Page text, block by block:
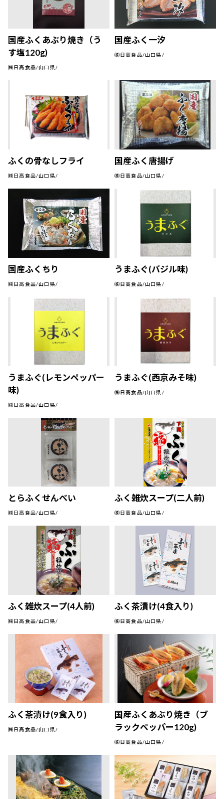
国産ふくあぶり焼き（う
す塩120g)
㈱日高食品/山口県/
国産ふく一汐
㈱日高食品/山口県/
ふくの骨なしフライ
㈱日高食品/山口県/
国産ふく唐揚げ
㈱日高食品/山口県/
国産ふくちり
㈱日高食品/山口県/
うまふぐ(バジル味)
㈱日高食品/山口県/
うまふぐ(レモンペッパー
味)
㈱日高食品/山口県/
うまふぐ(西京みそ味)
㈱日高食品/山口県/
とらふくせんべい
㈱日高食品/山口県/
ふく雑炊スープ(二人前)
㈱日高食品/山口県/
ふく雑炊スープ(4人前)
㈱日高食品/山口県/
ふく茶漬け(4食入り)
㈱日高食品/山口県/
ふく茶漬け(9食入り)
㈱日高食品/山口県/
国産ふくあぶり焼き（ブ
ラックペッパー120g)
㈱日高食品/山口県/